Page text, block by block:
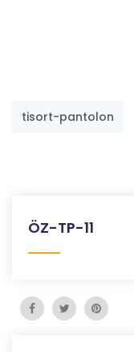
tisort-pantolon
ÖZ-TP-11